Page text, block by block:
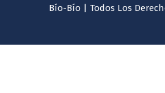
Bío-Bío | Todos Los